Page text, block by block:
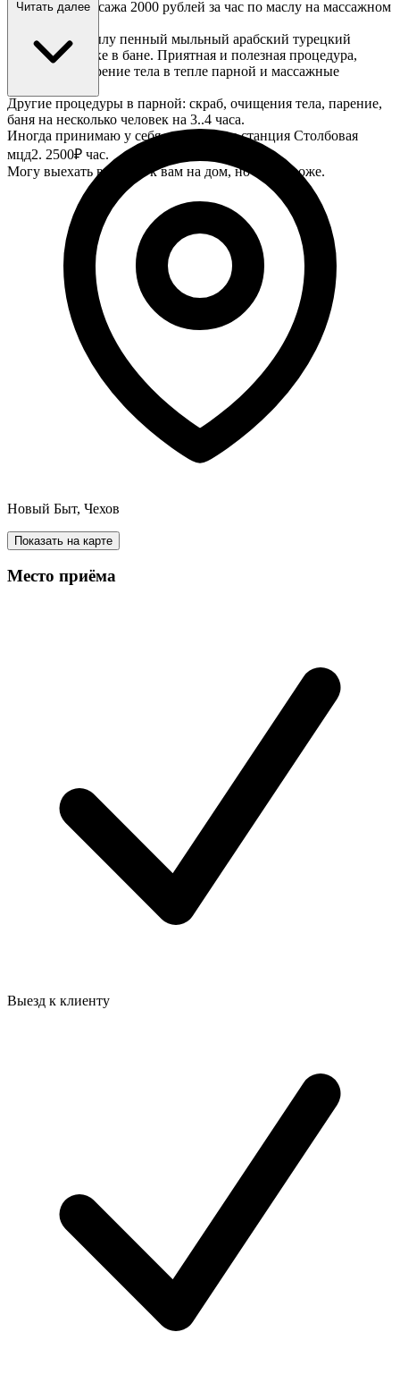
Стоимость массажа 2000 рублей за час по маслу на массажном
4000 руб по мылу пенный мыльный арабский турецкий
массаж на полке в бане. Приятная и полезная процедура,
полное растворение тела в тепле парной и массажные
Другие процедуры в парной: скраб, очищения тела, парение,
баня на несколько человек на 3..4 часа.
Иногда принимаю у себя на квартире станция Столбовая
мцд2. 2500₽ час.
Могу выехать вечером к вам на дом, но это дороже.
Читать далее
Новый Быт, Чехов
Показать на карте
Место приёма
Выезд к клиенту